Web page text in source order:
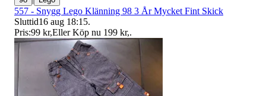
557 - Snygg Lego Klänning 98 3 År Mycket Fint Skick
Sluttid16 aug 18:15.
Pris:99 kr,Eller Köp nu 199 kr,.